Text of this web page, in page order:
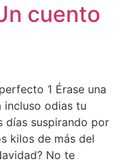
cuento
1 Érase una
odias tu
días suspirando por
kilos de más del
No te